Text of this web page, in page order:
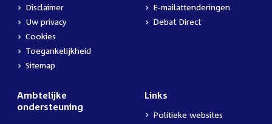
Disclaimer
Uw privacy
Cookies
Toegankelijkheid
Sitemap
E-mailattenderingen
Debat Direct
Ambtelijke
ondersteuning
Links
Politieke websites